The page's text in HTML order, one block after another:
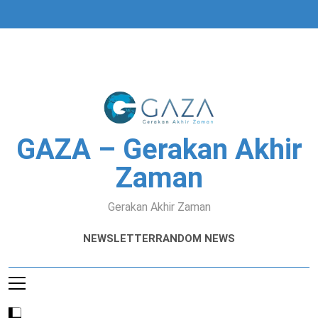
GAZA – Gerakan Akhir
Zaman
Gerakan Akhir Zaman
NEWSLETTERRANDOM NEWS